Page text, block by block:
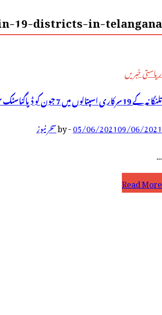
19-districts-in-telangana-
ریاستی خبریں
تلنگانہ کے 19سرکاری اسپتالوں میں 7 جون کو ڈیاگناسٹک سنٹرس کا افتتاح،وزیراعلیٰ کے سی آر کا فیصلہ
05/06/202109/06/2021
-
byسحر نیوز
…
تلنگانہ
Read More